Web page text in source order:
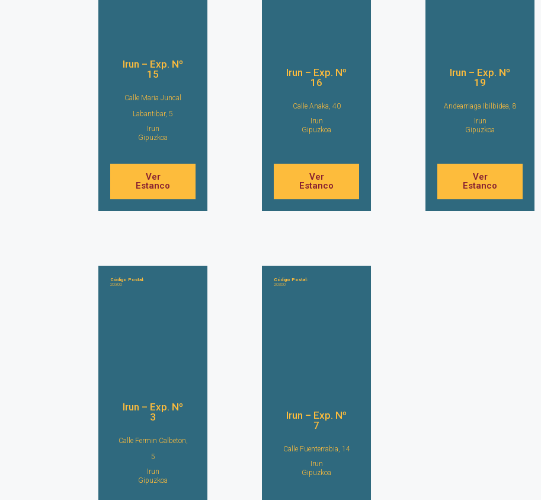
Irun – Exp. Nº
15
Calle Maria Juncal
Labantibar, 5
Irun
Gipuzkoa
Ver
Estanco
Irun – Exp. Nº
16
Calle Anaka, 40
Irun
Gipuzkoa
Ver
Estanco
Irun – Exp. Nº
19
Andearriaga Ibilbidea, 8
Irun
Gipuzkoa
Ver
Estanco
Código Postal:
20300
Irun – Exp. Nº
3
Calle Fermin Calbeton,
5
Irun
Gipuzkoa
Código Postal:
20300
Irun – Exp. Nº
7
Calle Fuenterrabia, 14
Irun
Gipuzkoa